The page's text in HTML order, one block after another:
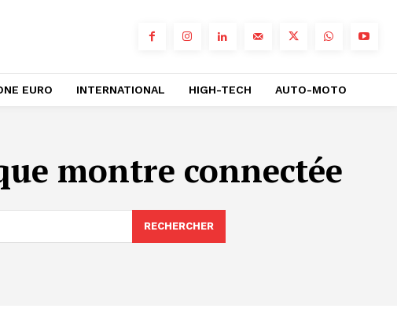
EURO INTERNATIONAL HIGH-TECH AUTO-MOTO
montre connectée
RECHERCHER